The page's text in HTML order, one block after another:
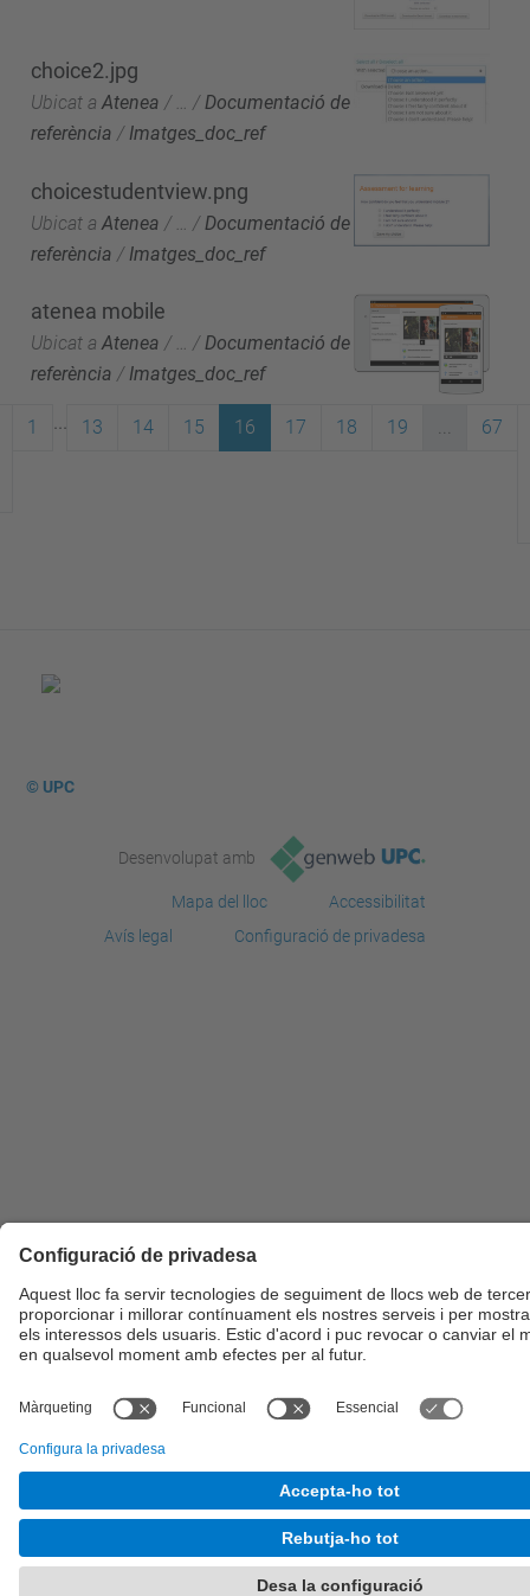
choice2.jpg
Ubicat a Atenea / … /Documentació de
referència / Imatges_doc_ref
choicestudentview.png
Ubicat a Atenea / … /Documentació de
referència / Imatges_doc_ref
atenea mobile
Ubicat a Atenea / … /Documentació de
referència / Imatges_doc_ref
1 13 14 15 16 17 18 19 67
© UPC
Desenvolupat amb
Mapa del lloc
Accessibilitat
Avís legal
Configuració de privadesa